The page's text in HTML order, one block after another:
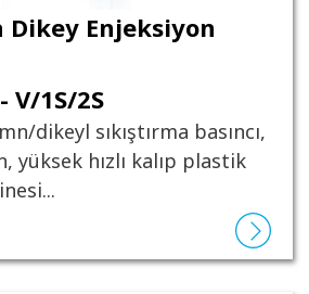
Dikey Enjeksiyon
V/1S/2S
dikeyl sıkıştırma basıncı,
yüksek hızlı kalıp plastik